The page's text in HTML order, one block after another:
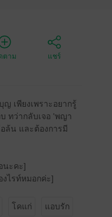
ตาม แชร์
เพียงเพราะอยากรู้
ทว่ากลับเจอ 'พญา
ล้น และต้องการมี
นะคะ]
ไรท์หมอกค่ะ]
โคแก่ แอบรัก